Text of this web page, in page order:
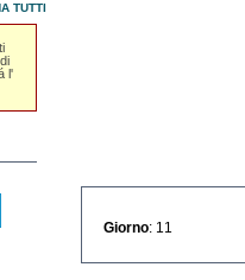
TUTTI
l'
Giorno : 11